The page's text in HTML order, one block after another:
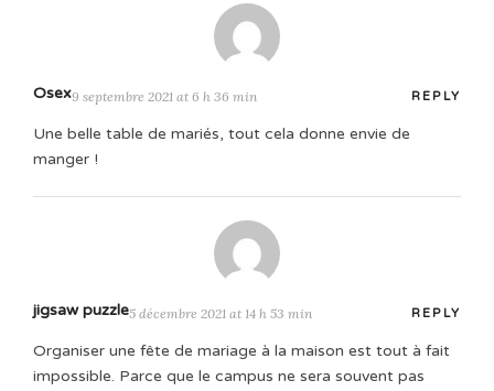
Osex9 septembre 2021 at 6 h 36 min REPLY
Une belle table de mariés, tout cela donne envie de
manger !
jigsaw puzzle5 décembre 2021 at 14 h 53 min REPLY
Organiser une fête de mariage à la maison est tout à fait
impossible. Parce que le campus ne sera souvent pas